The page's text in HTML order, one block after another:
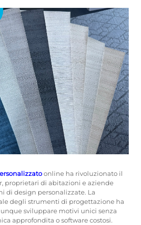
online ha rivoluzionato il
proprietari di abitazioni e aziende
di design personalizzate. La
degli strumenti di progettazione ha
sviluppare motivi unici senza
approfondita o software costosi.